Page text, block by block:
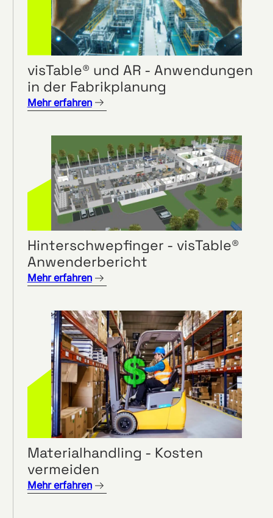
visTable® und AR - Anwendungen
in der Fabrikplanung
Mehr erfahren
Hinterschwepfinger - visTable®
Anwenderbericht
Mehr erfahren
Materialhandling - Kosten
vermeiden
Mehr erfahren